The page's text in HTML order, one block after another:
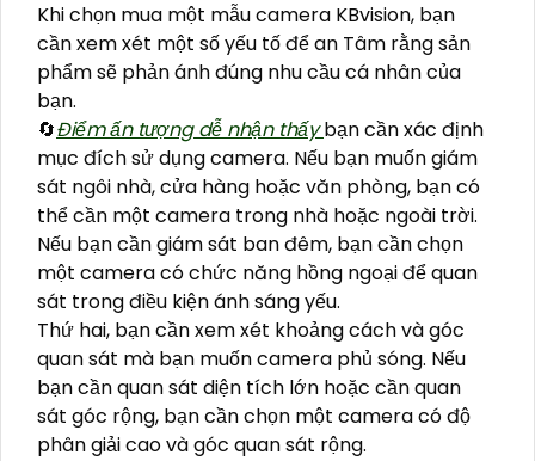
Khi chọn mua một mẫu camera KBvision, bạn
cần xem xét một số yếu tố để an Tâm rằng sản
phẩm sẽ phản ánh đúng nhu cầu cá nhân của
bạn.
🔄Điểm ấn tượng dễ nhận thấybạn cần xác định
mục đích sử dụng camera. Nếu bạn muốn giám
sát ngôi nhà, cửa hàng hoặc văn phòng, bạn có
thể cần một camera trong nhà hoặc ngoài trời.
Nếu bạn cần giám sát ban đêm, bạn cần chọn
một camera có chức năng hồng ngoại để quan
sát trong điều kiện ánh sáng yếu.
Thứ hai, bạn cần xem xét khoảng cách và góc
quan sát mà bạn muốn camera phủ sóng. Nếu
bạn cần quan sát diện tích lớn hoặc cần quan
sát góc rộng, bạn cần chọn một camera có độ
phân giải cao và góc quan sát rộng.